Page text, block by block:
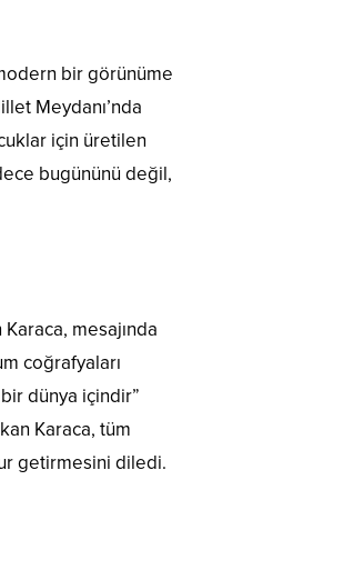
bir görünüme
Meydanı’nda
için üretilen
bugününü değil,
mesajında
coğrafyaları
dünya içindir”
Karaca, tüm
getirmesini diledi.